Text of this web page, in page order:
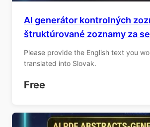
AI generátor kontrolných
štruktúrované zoznamy za
Please provide the English text you
translated into Slovak.
Free